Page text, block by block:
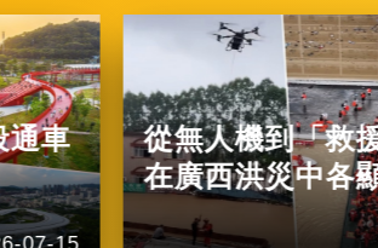
通車
從無人機到「救
在廣西洪災中各